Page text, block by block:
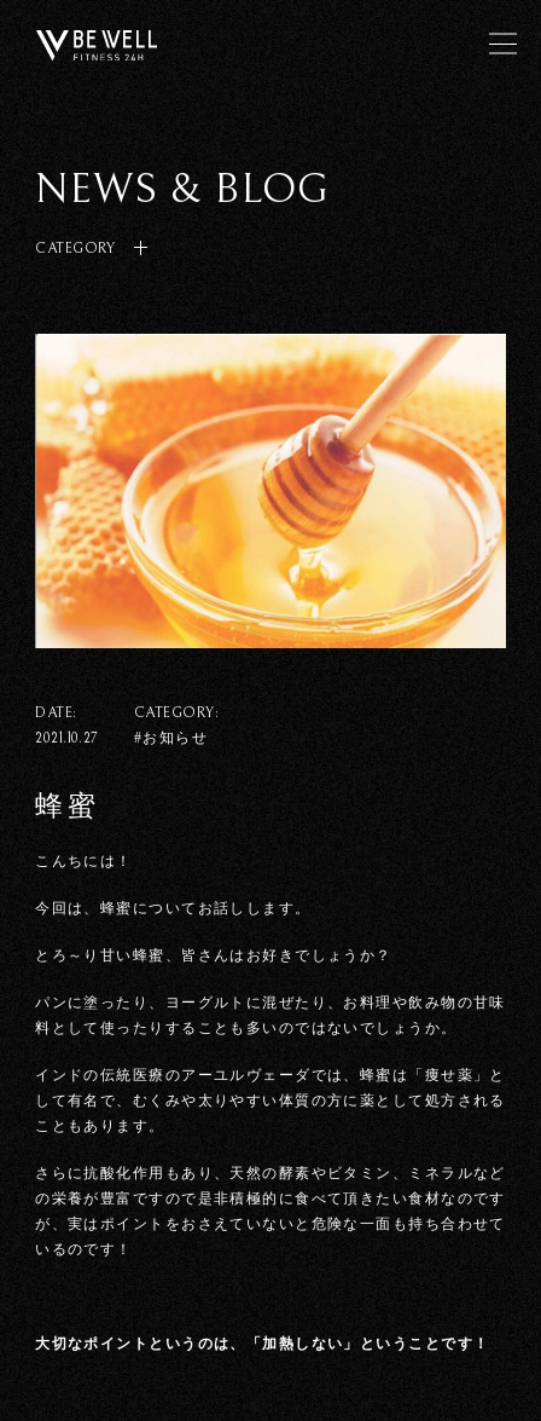
NEWS & BLOG
CATEGORY
DATE:
2021.10.27
CATEGORY:
#お知らせ
蜂蜜
こんちには！
今回は、蜂蜜についてお話しします。
とろ～り甘い蜂蜜、皆さんはお好きでしょうか？
パンに塗ったり、ヨーグルトに混ぜたり、お料理や飲み物の甘味
料として使ったりすることも多いのではないでしょうか。
インドの伝統医療のアーユルヴェーダでは、蜂蜜は「痩せ薬」と
して有名で、むくみや太りやすい体質の方に薬として処方される
こともあります。
さらに抗酸化作用もあり、天然の酵素やビタミン、ミネラルなど
の栄養が豊富ですので是非積極的に食べて頂きたい食材なのです
が、実はポイントをおさえていないと危険な一面も持ち合わせて
いるのです！
大切なポイントというのは、「加熱しない」ということです！